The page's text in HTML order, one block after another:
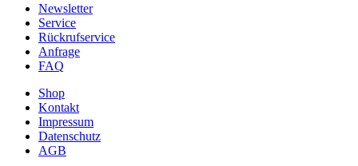
Newsletter
Service
Rückrufservice
Anfrage
FAQ
Shop
Kontakt
Impressum
Datenschutz
AGB